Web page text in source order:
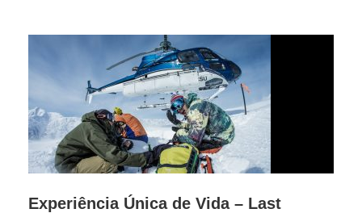
Experiência Única de Vida – Last